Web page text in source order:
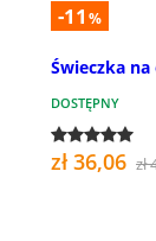
-11 %
Świeczka
DOSTĘPNY
zł 36,06 zł